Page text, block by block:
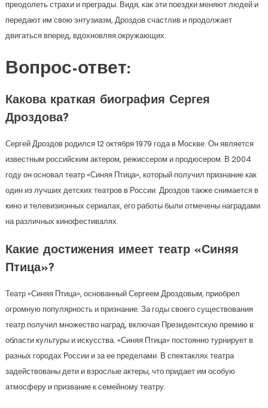
преодолеть страхи и преграды. Видя, как эти поездки меняют людей и
передают им свою энтузиазм, Дроздов счастлив и продолжает
двигаться вперед, вдохновляя окружающих.
Вопрос-ответ:
Какова краткая биография Сергея
Дроздова?
Сергей Дроздов родился 12 октября 1979 года в Москве. Он является
известным российским актером, режиссером и продюсером. В 2004
году он основал театр «Синяя Птица», который получил признание как
один из лучших детских театров в России. Дроздов также снимается в
кино и телевизионных сериалах, его работы были отмечены наградами
на различных кинофестивалях.
Какие достижения имеет театр «Синяя
Птица»?
Театр «Синяя Птица», основанный Сергеем Дроздовым, приобрел
огромную популярность и признание. За годы своего существования
театр получил множество наград, включая Президентскую премию в
области культуры и искусства. «Синяя Птица» постоянно турнирует в
разных городах России и за ее пределами. В спектаклях театра
задействованы дети и взрослые актеры, что придает им особую
атмосферу и призвание к семейному театру.